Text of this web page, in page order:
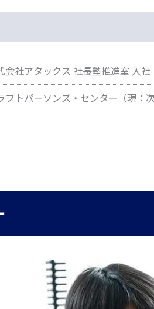
会社アタックス 社長塾推進室 入社
フトパーソンズ・センター（現：